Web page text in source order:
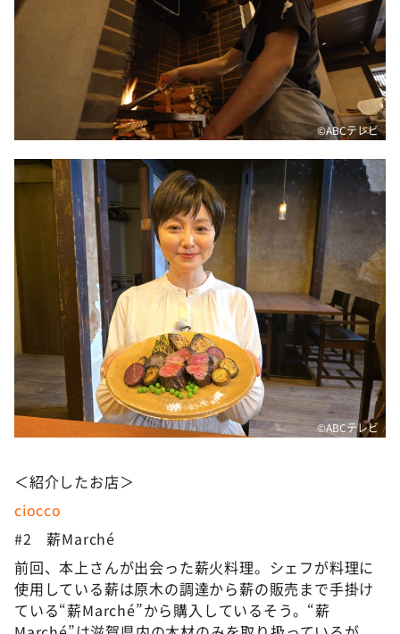
©ABCテレビ
©ABCテレビ
＜紹介したお店＞
ciocco
#2 薪Marché
前回、本上さんが出会った薪火料理。シェフが料理に
使用している薪は原木の調達から薪の販売まで手掛け
ている“薪Marché”から購入しているそう。“薪